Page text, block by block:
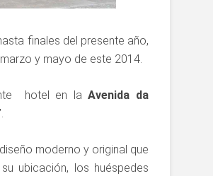
finales del presente año,
y mayo de este 2014.
hotel en laAvenida da
moderno y original que
ubicación, los huéspedes